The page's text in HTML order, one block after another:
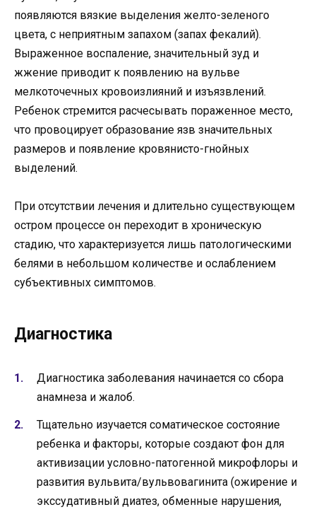
появляются вязкие выделения желто-зеленого
цвета, с неприятным запахом (запах фекалий).
Выраженное воспаление, значительный зуд и
жжение приводит к появлению на вульве
мелкоточечных кровоизлияний и изъязвлений.
Ребенок стремится расчесывать пораженное место,
что провоцирует образование язв значительных
размеров и появление кровянисто-гнойных
выделений.
При отсутствии лечения и длительно существующем
остром процессе он переходит в хроническую
стадию, что характеризуется лишь патологическими
белями в небольшом количестве и ослаблением
субъективных симптомов.
Диагностика
Диагностика заболевания начинается со сбора
анамнеза и жалоб.
Тщательно изучается соматическое состояние
ребенка и факторы, которые создают фон для
активизации условно-патогенной микрофлоры и
развития вульвита/вульвовагинита (ожирение и
экссудативный диатез, обменные нарушения,